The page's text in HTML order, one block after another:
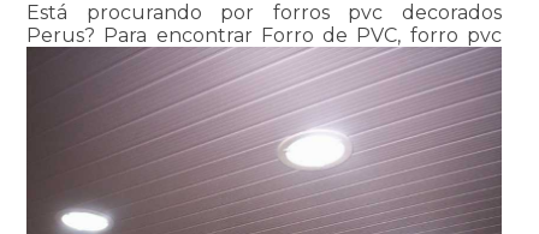
Está procurando por forros pvc decorados
Perus? Para encontrar Forro de PVC, forro pvc